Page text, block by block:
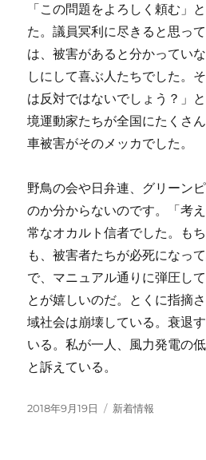
「この問題をよろしく頼む」
た。議員冥利に尽きると思っ
は、被害があると分かってい
しにして喜ぶ人たちでした。
は反対ではないでしょう？」
境運動家たちが全国にたくさ
車被害がそのメッカでした。
野鳥の会や日弁連、グリーン
のか分からないのです。「考
常なオカルト信者でした。も
も、被害者たちが必死になっ
で、マニュアル通りに弾圧し
とが嬉しいのだ。とくに指摘
域社会は崩壊している。衰退
いる。私が一人、風力発電の
と訴えている。
投
2018年9月19日
カ
新着情報